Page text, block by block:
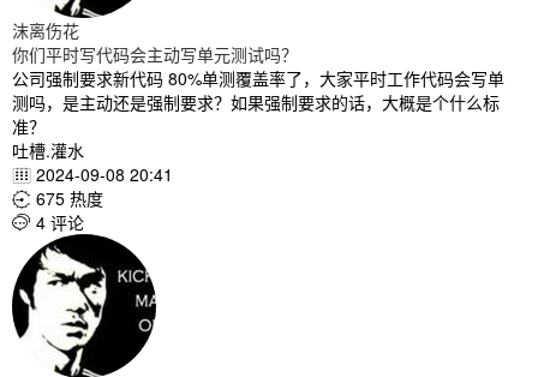
沫离伤花
你们平时写代码会主动写单元测试吗？
公司强制要求新代码 80%单测覆盖率了，大家平时工作代码会写单
测吗，是主动还是强制要求？如果强制要求的话，大概是个什么标
准？
吐槽.灌水
 2024-09-08 20:41
 675 热度
 4 评论